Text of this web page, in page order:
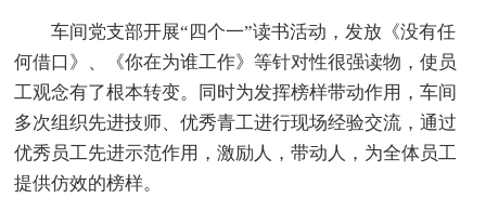
车间党支部开展“四个一”读书活动，发放《没有任
何借口》、《你在为谁工作》等针对性很强读物，使员
工观念有了根本转变。同时为发挥榜样带动作用，车间
多次组织先进技师、优秀青工进行现场经验交流，通过
优秀员工先进示范作用，激励人，带动人，为全体员工
提供仿效的榜样。